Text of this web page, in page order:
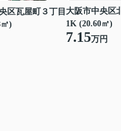
区瓦屋町３丁目
)
大阪市中央区
1K (20.60㎡)
7.15万円